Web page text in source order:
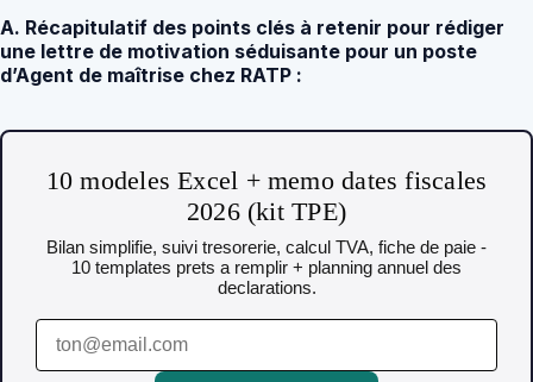
A. Récapitulatif des points clés à retenir pour rédiger
une lettre de motivation séduisante pour un poste
d’Agent de maîtrise chez RATP :
10 modeles Excel + memo dates fiscales
2026 (kit TPE)
Bilan simplifie, suivi tresorerie, calcul TVA, fiche de paie -
10 templates prets a remplir + planning annuel des
declarations.